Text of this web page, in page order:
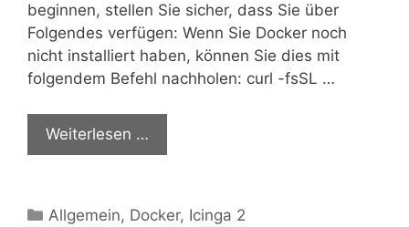
beginnen, stellen Sie sicher, dass Sie über
Folgendes verfügen: Wenn Sie Docker noch
nicht installiert haben, können Sie dies mit
folgendem Befehl nachholen: curl -fsSL …
Weiterlesen …
Kategorien
Allgemein, Docker, Icinga 2